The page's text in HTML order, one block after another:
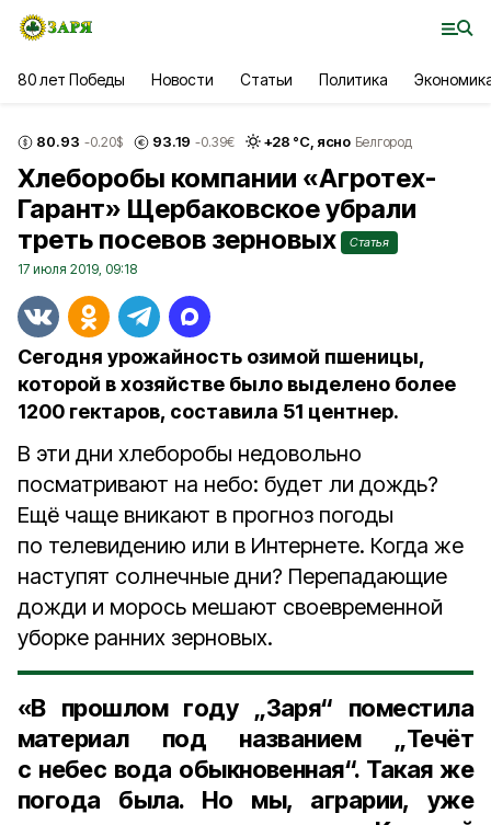
80 лет Победы Новости Статьи Политика
80.93 -0.20$ 93.19 -0.39€ +28 °С, ясно Белгород
Хлеборобы компании «Агротех-
Гарант» Щербаковское убрали
треть посевов зерновых
Статья
17 июля 2019, 09:18
Сегодня урожайность озимой пшеницы,
которой в хозяйстве было выделено более
1200 гектаров, составила 51 центнер.
В эти дни хлеборобы недовольно
посматривают на небо: будет ли дождь?
Ещё чаще вникают в прогноз погоды
по телевидению или в Интернете. Когда же
наступят солнечные дни? Перепадающие
дожди и морось мешают своевременной
уборке ранних зерновых.
«В прошлом году „Заря“ поместила
материал под названием „Течёт
с небес вода обыкновенная“. Такая же
погода была. Но мы, аграрии, уже